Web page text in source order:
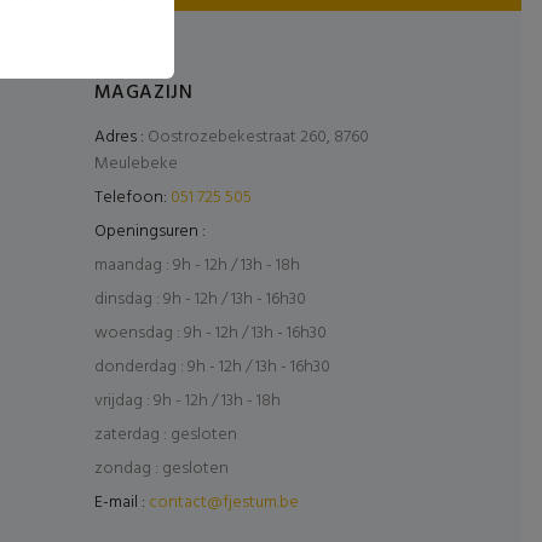
MAGAZIJN
Adres : Oostrozebekestraat 260, 8760
Meulebeke
Telefoon: 051 725 505
Openingsuren :
maandag : 9h - 12h / 13h - 18h
dinsdag : 9h - 12h / 13h - 16h30
woensdag : 9h - 12h / 13h - 16h30
donderdag : 9h - 12h / 13h - 16h30
vrijdag : 9h - 12h / 13h - 18h
zaterdag : gesloten
zondag : gesloten
E-mail : contact@fjestum.be